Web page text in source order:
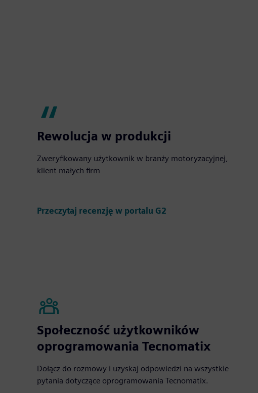
Rewolucja w produkcji
Zweryfikowany użytkownik w branży motoryzacyjnej,
klient małych firm
Przeczytaj recenzję w portalu G2
Społeczność użytkowników
oprogramowania Tecnomatix
Dołącz do rozmowy i uzyskaj odpowiedzi na wszystkie
pytania dotyczące oprogramowania Tecnomatix.